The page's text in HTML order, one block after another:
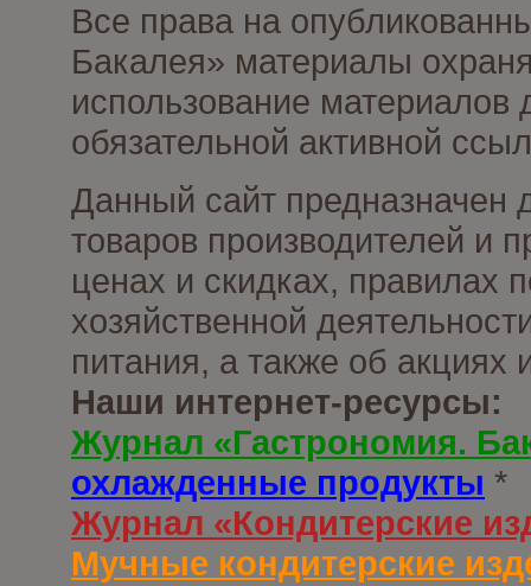
Все права на
Бакалея» материалы
использование материалов
обязательной активной
Данный сайт предназначен
товаров производителей и
ценах и скидках, правилах
хозяйственной
питания, а также об
Наши интернет-ресурсы:
Журнал «Гастрономия.
охлажденные продукты *
Журнал «Кондитерские
Мучные кондитерские